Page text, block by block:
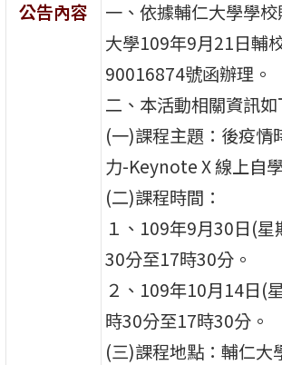
公告內容
一、依據輔仁大學學
大學109年9月21日輔
90016874號函辦理。
二、本活動相關資訊如
(一)課程主題：後疫情
力-Keynote X 線上自
(二)課程時間：
１、109年9月30日(
30分至17時30分。
２、109年10月14日(
時30分至17時30分。
(三)課程地點：輔仁大